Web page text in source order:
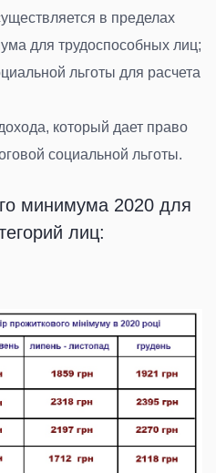
в пределах
для трудоспособных лиц;
льготы для расчета
который дает право
социальной льготы.
минимума 2020 для
лиц: